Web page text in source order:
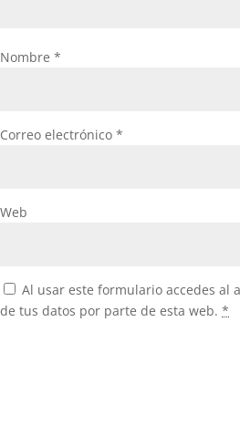
Nombre *
Correo electrónico *
Web
Al usar este formulario accedes al
de tus datos por parte de esta web. *